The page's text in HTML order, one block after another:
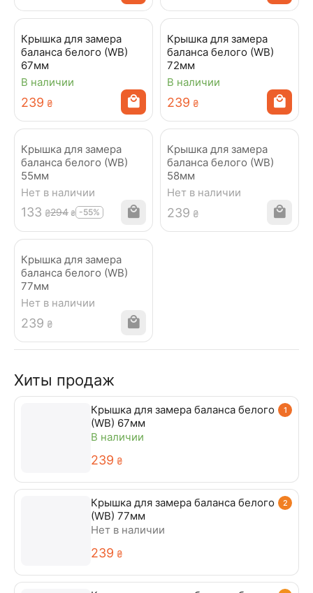
Крышка для замера
баланса белого (WB)
67мм
В наличии
‍239‍ ₴
Крышка для замера
баланса белого (WB)
72мм
В наличии
‍239‍ ₴
Крышка для замера
баланса белого (WB)
55мм
Нет в наличии
‍133‍ ₴‍294‍ ₴ -55%
Крышка для замера
баланса белого (WB)
58мм
Нет в наличии
‍239‍ ₴
Крышка для замера
баланса белого (WB)
77мм
Нет в наличии
‍239‍ ₴
Хиты продаж
1
Крышка для замера баланса белого
(WB) 67мм
В наличии
‍239‍ ₴
2
Крышка для замера баланса белого
(WB) 77мм
Нет в наличии
‍239‍ ₴